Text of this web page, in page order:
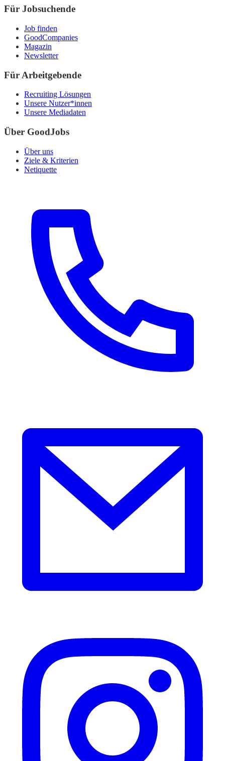
Für Jobsuchende
Job finden
GoodCompanies
Magazin
Newsletter
Für Arbeitgebende
Recruiting Lösungen
Unsere Nutzer*innen
Unsere Mediadaten
Über GoodJobs
Über uns
Ziele & Kriterien
Netiquette